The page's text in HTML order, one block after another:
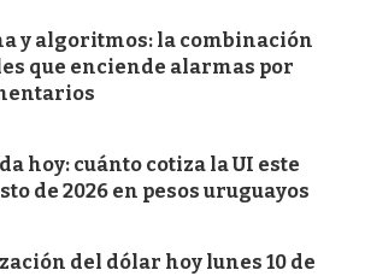
y algoritmos: la combinación
que enciende alarmas por
hoy: cuánto cotiza la UI este
de 2026 en pesos uruguayos
del dólar hoy lunes 10 de